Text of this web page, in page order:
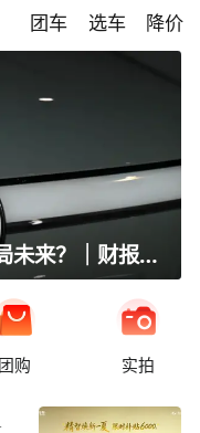
团车 选车 降价
利润腰斩之后，大众如何布局未来？｜财报全视角
团购 实拍